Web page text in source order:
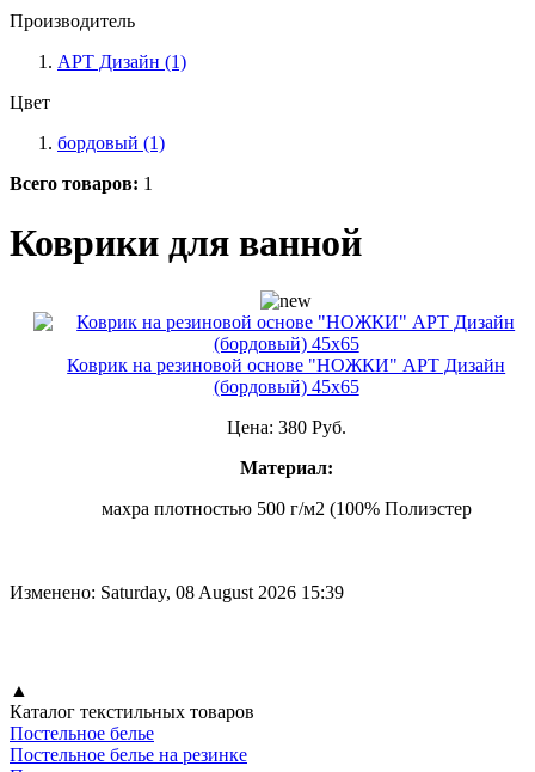
Производитель
АРТ Дизайн (1)
Цвет
бордовый (1)
Всего товаров: 1
Коврики для ванной
Коврик на резиновой основе "НОЖКИ" АРТ Дизайн
(бордовый) 45х65
Цена: 380 Руб.
Материал:
махра плотностью 500 г/м2 (100% Полиэстер
Изменено: Saturday, 08 August 2026 15:39
▲
Каталог текстильных товаров
Постельное белье
Постельное белье на резинке